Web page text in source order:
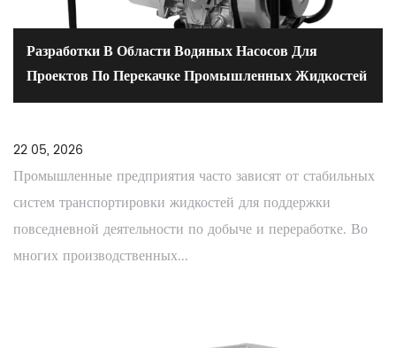
Разработки В Области Водяных Насосов Для
Проектов По Перекачке Промышленных Жидкостей
22 05, 2026
Промышленные предприятия часто зависят от стабильных
систем транспортировки жидкостей для поддержки
повседневной деятельности по добыче и переработке. Во
многих производственных...